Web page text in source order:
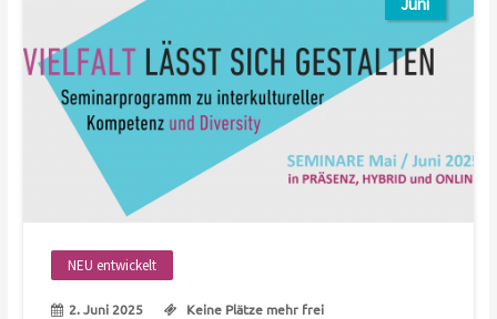
NEU entwickelt
2. Juni 2025 Keine Plätze mehr frei